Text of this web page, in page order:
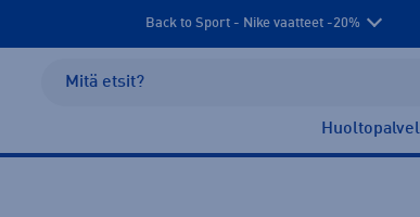
Back to Sport - Nike vaatteet -20%